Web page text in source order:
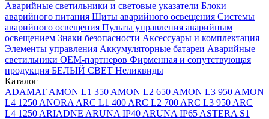
Аварийные светильники и световые указатели Блоки
аварийного питания Щиты аварийного освещения Системы
аварийного освещения Пульты управления аварийным
освещением Знаки безопасности Аксессуары и комплектация
Элементы управления Аккумуляторные батареи Аварийные
светильники ОЕМ-партнеров Фирменная и сопутствующая
продукция БЕЛЫЙ СВЕТ Неликвиды
Каталог
ADAMAT AMON L1 350 AMON L2 650 AMON L3 950 AMON
L4 1250 ANORA ARC L1 400 ARC L2 700 ARC L3 950 ARC
L4 1250 ARIADNE ARUNA IP40 ARUNA IP65 ASTERA S1